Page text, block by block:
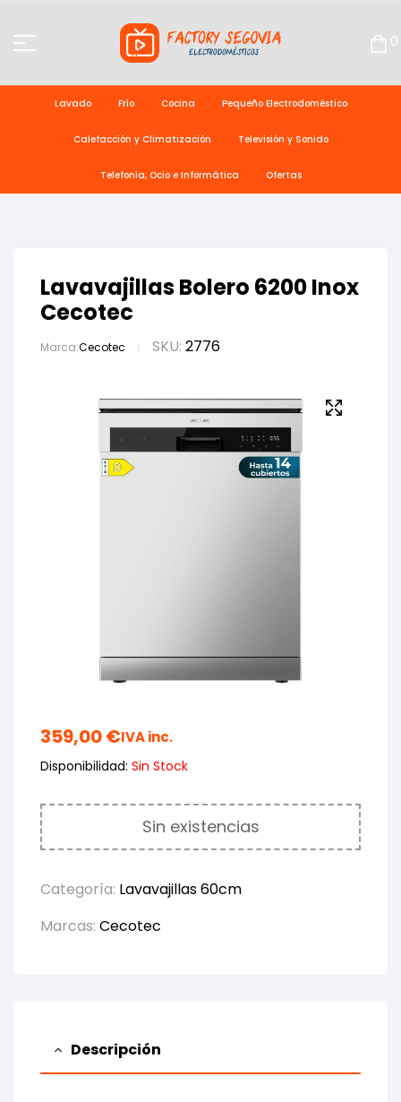
0
Lavado Frío Cocina Pequeño Electrodoméstico
Calefacción y Climatización Televisión y Sonido
Telefonía, Ocio e Informática Ofertas
Lavavajillas Bolero 6200 Inox
Cecotec
Marca:Cecotec SKU: 2776
359,00€IVA inc.
Disponibilidad: Sin Stock
Sin existencias
Categoría: Lavavajillas 60cm
Marcas: Cecotec
Descripción